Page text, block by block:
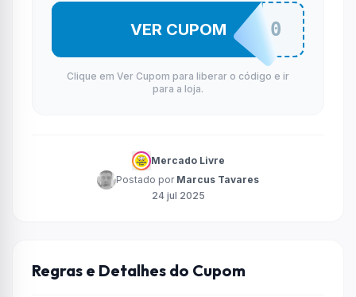
VALE400
VER CUPOM
Clique em Ver Cupom para liberar o código e ir
para a loja.
Mercado Livre
Postado por Marcus Tavares
24 jul 2025
Regras e Detalhes do Cupom